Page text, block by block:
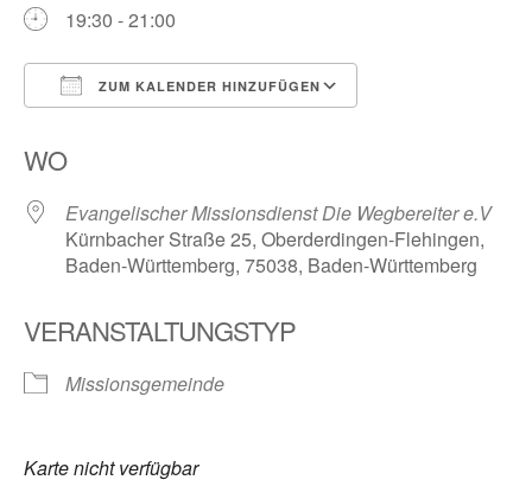
19:30 - 21:00
ZUM KALENDER HINZUFÜGEN
WO
Evangelischer Missionsdienst Die Wegbereiter e.V
Kürnbacher Straße 25, Oberderdingen-Flehingen,
Baden-Württemberg, 75038, Baden-Württemberg
VERANSTALTUNGSTYP
Missionsgemeinde
Karte nicht verfügbar